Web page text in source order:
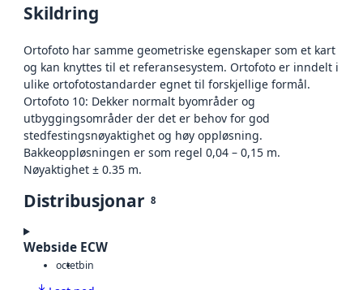
Skildring
Ortofoto har samme geometriske egenskaper som et kart
og kan knyttes til et referansesystem. Ortofoto er inndelt i
ulike ortofotostandarder egnet til forskjellige formål.
Ortofoto 10: Dekker normalt byområder og
utbyggingsområder der det er behov for god
stedfestingsnøyaktighet og høy oppløsning.
Bakkeoppløsningen er som regel 0,04 – 0,15 m.
Nøyaktighet ± 0.35 m.
Distribusjonar 8
Webside ECW
octetbin